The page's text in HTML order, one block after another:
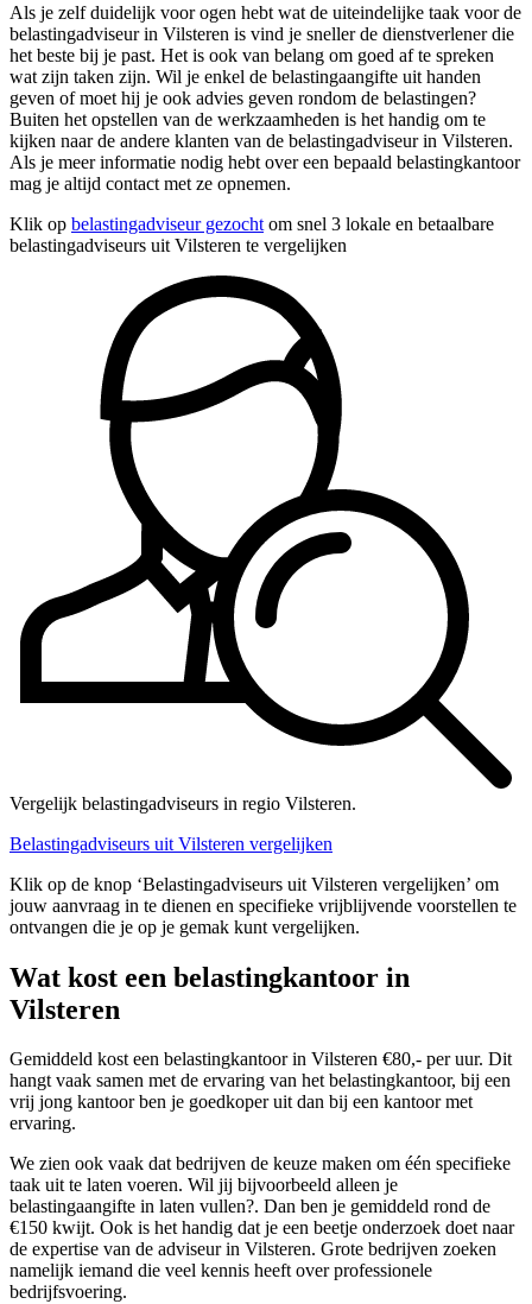
Als je zelf duidelijk voor ogen hebt wat de uiteindelijke taak voor de
belastingadviseur in Vilsteren is vind je sneller de dienstverlener die
het beste bij je past. Het is ook van belang om goed af te spreken
wat zijn taken zijn. Wil je enkel de belastingaangifte uit handen
geven of moet hij je ook advies geven rondom de belastingen?
Buiten het opstellen van de werkzaamheden is het handig om te
kijken naar de andere klanten van de belastingadviseur in Vilsteren.
Als je meer informatie nodig hebt over een bepaald belastingkantoor
mag je altijd contact met ze opnemen.
Klik op belastingadviseur gezocht om snel 3 lokale en betaalbare
belastingadviseurs uit Vilsteren te vergelijken
Vergelijk belastingadviseurs in regio Vilsteren.
Belastingadviseurs uit Vilsteren vergelijken
Klik op de knop ‘Belastingadviseurs uit Vilsteren vergelijken’ om
jouw aanvraag in te dienen en specifieke vrijblijvende voorstellen te
ontvangen die je op je gemak kunt vergelijken.
Wat kost een belastingkantoor in
Vilsteren
Gemiddeld kost een belastingkantoor in Vilsteren €80,- per uur. Dit
hangt vaak samen met de ervaring van het belastingkantoor, bij een
vrij jong kantoor ben je goedkoper uit dan bij een kantoor met
ervaring.
We zien ook vaak dat bedrijven de keuze maken om één specifieke
taak uit te laten voeren. Wil jij bijvoorbeeld alleen je
belastingaangifte in laten vullen?. Dan ben je gemiddeld rond de
€150 kwijt. Ook is het handig dat je een beetje onderzoek doet naar
de expertise van de adviseur in Vilsteren. Grote bedrijven zoeken
namelijk iemand die veel kennis heeft over professionele
bedrijfsvoering.